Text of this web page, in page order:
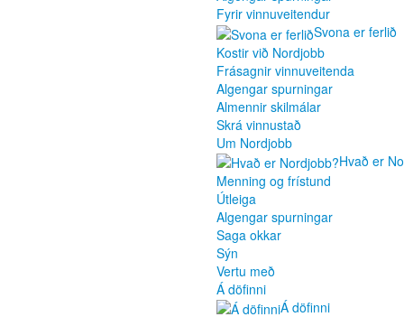
Fyrir vinnuveitendur
Svona er ferlið
Kostir við Nordjobb
Frásagnir vinnuveitenda
Algengar spurningar
Almennir skilmálar
Skrá vinnustað
Um Nordjobb
Hvað er
Menning og frístund
Útleiga
Algengar spurningar
Saga okkar
Sýn
Vertu með
Á döfinni
Á döfinni